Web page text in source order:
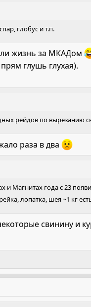
глобус и т.п.
ли жизнь за МКАДом
глушь глухая).
рейдов по вырезанию
раза в два
и Магнитах года с 23
лопатка, шея ~1 кг
свинину и